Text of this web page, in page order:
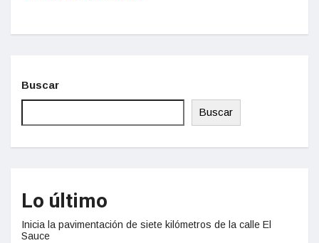
Buscar
Buscar
Lo último
Inicia la pavimentación de siete kilómetros de la calle El
Sauce